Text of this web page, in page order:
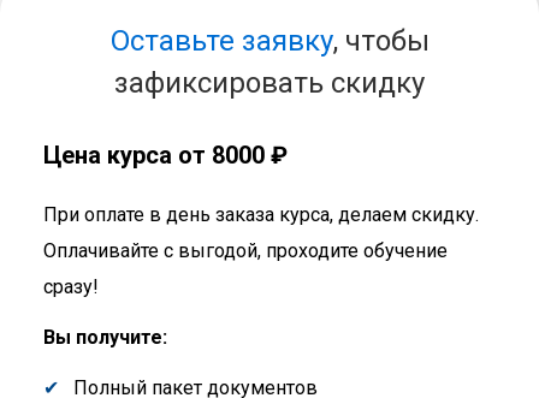
Оставьте заявку, чтобы
зафиксировать скидку
Цена курса от 8000 ₽
При оплате в день заказа курса, делаем скидку.
Оплачивайте с выгодой, проходите обучение
сразу!
Вы получите:
Полный пакет документов